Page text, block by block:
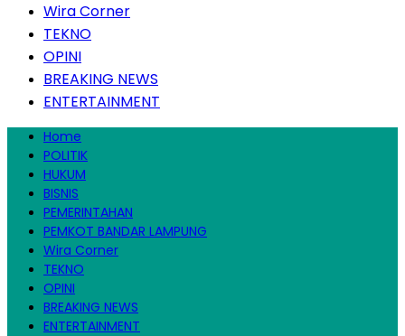
Wira Corner
TEKNO
OPINI
BREAKING NEWS
ENTERTAINMENT
Home
POLITIK
HUKUM
BISNIS
PEMERINTAHAN
PEMKOT BANDAR LAMPUNG
Wira Corner
TEKNO
OPINI
BREAKING NEWS
ENTERTAINMENT